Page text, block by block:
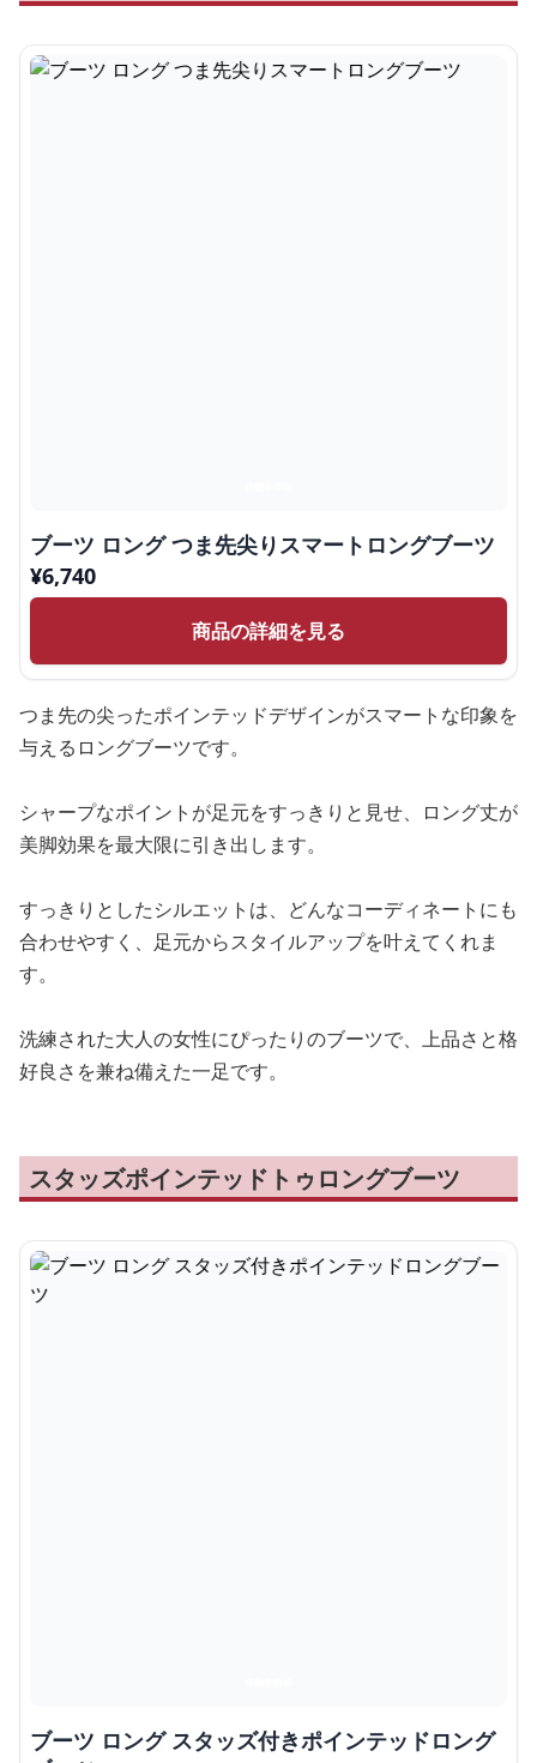
ブーツ ロング つま先尖りスマートロングブーツ
¥6,740
商品の詳細を見る
つま先の尖ったポインテッドデザインがスマートな印象を
与えるロングブーツです。
シャープなポイントが足元をすっきりと見せ、ロング丈が
美脚効果を最大限に引き出します。
すっきりとしたシルエットは、どんなコーディネートにも
合わせやすく、足元からスタイルアップを叶えてくれま
す。
洗練された大人の女性にぴったりのブーツで、上品さと格
好良さを兼ね備えた一足です。
スタッズポインテッドトゥロングブーツ
ブーツ ロング スタッズ付きポインテッドロング